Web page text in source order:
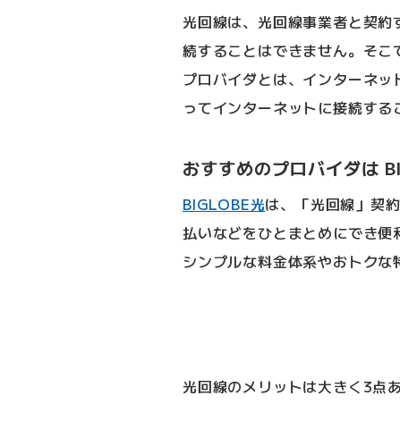
光回線は、光回線事業者と契
続することはできません。そこ
プロバイダとは、インターネ
ってインターネットに接続する
おすすめのプロバイダは
BIGLOBE光は、「光回線」契
払いなどをひとまとめにでき便
シンプルな料金体系やおトクな
光回線のメリットは大きく3点